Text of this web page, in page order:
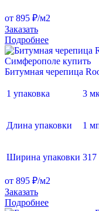
от 895 ₽/м2
Заказать
Подробнее
Битумная черепица
1 упаковка 3
Длина упаковки 1
Ширина упаковки
от 895 ₽/м2
Заказать
Подробнее